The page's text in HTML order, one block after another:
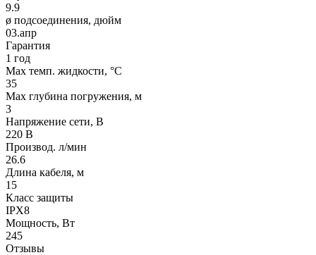
9.9
ø подсоединения, дюйм
03.апр
Гарантия
1 год
Max темп. жидкости, °С
35
Max глубина погружения, м
3
Напряжение сети, В
220 В
Производ. л/мин
26.6
Длина кабеля, м
15
Класс защиты
IPX8
Мощность, Вт
245
Отзывы